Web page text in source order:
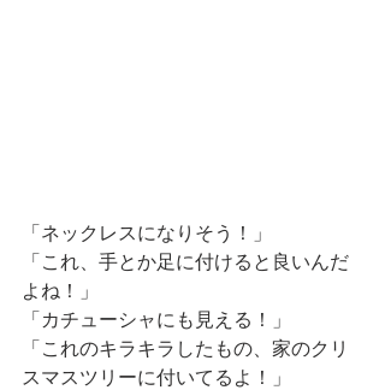
「ネックレスになりそう！」
「これ、手とか足に付けると良いんだ
よね！」
「カチューシャにも見える！」
「これのキラキラしたもの、家のクリ
スマスツリーに付いてるよ！」